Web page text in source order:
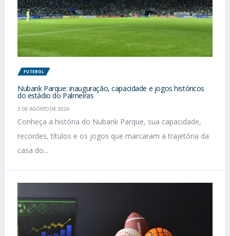
FUTEBOL
Nubank Parque: inauguração, capacidade e jogos históricos
do estádio do Palmeiras
5 DE AGOSTO DE 2026
Conheça a história do Nubank Parque, sua capacidade,
recordes, títulos e os jogos que marcaram a trajetória da
casa do...